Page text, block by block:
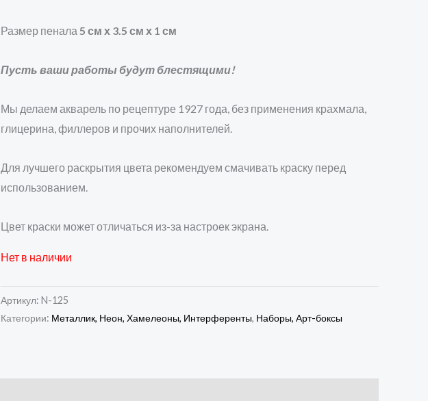
Размер пенала 5 см х 3.5 см х 1 см
Пусть ваши работы будут блестящими!
Мы делаем акварель по рецептуре 1927 года, без применения крахмала,
глицерина, филлеров и прочих наполнителей.
Для лучшего раскрытия цвета рекомендуем смачивать краску перед
использованием.
Цвет краски может отличаться из-за настроек экрана.
Нет в наличии
Артикул: N-125
Категории: Металлик, Неон, Хамелеоны, Интерференты, Наборы, Арт-боксы